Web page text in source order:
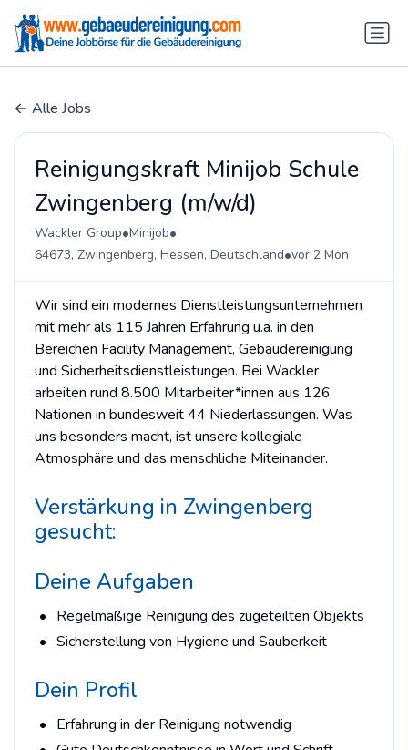
Alle Jobs
Reinigungskraft Minijob Schule
Zwingenberg (m/w/d)
Wackler Group•Minijob•
64673, Zwingenberg, Hessen, Deutschland•vor 2 Mon
Wir sind ein modernes Dienstleistungsunternehmen
mit mehr als 115 Jahren Erfahrung u.a. in den
Bereichen Facility Management, Gebäudereinigung
und Sicherheitsdienstleistungen. Bei Wackler
arbeiten rund 8.500 Mitarbeiter*innen aus 126
Nationen in bundesweit 44 Niederlassungen. Was
uns besonders macht, ist unsere kollegiale
Atmosphäre und das menschliche Miteinander.
Verstärkung in Zwingenberg
gesucht:
Deine Aufgaben
Regelmäßige Reinigung des zugeteilten Objekts
Sicherstellung von Hygiene und Sauberkeit
Dein Profil
Erfahrung in der Reinigung notwendig